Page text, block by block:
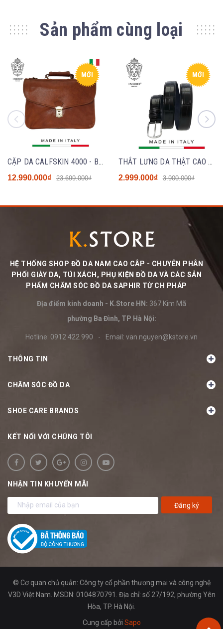
Sản phẩm cùng loại
MỚI
CẶP DA CALFSKIN 4000 - BROWN - MEDICI OF FLORENCE - SẢN XUẤT THỦ CÔNG TẠI ITALIA
12.990.000₫ 23.699.000₫
MỚI
THẮT LƯNG DA THẬT CAO CẤP 1010-35 MÀU ĐEN - MEDICI OF FLORENCE - SẢN XUẤT THỦ CÔNG TẠI ITALIA
2.999.000₫ 3.900.000₫
HỆ THỐNG SHOP ĐỒ DA NAM CAO CÂP - CHUYÊN PHÂN
PHỐI GIÀY DA, TÚI XÁCH, PHỤ KIỆN ĐỒ DA VÀ CÁC SẢN
PHẨM CHĂM SÓC ĐỒ DA SAPHIR TỪ CH PHÁP
Địa điểm kinh doanh - K.Store HN: 367 Kim Mã
phường Ba Đình, TP Hà Nội:
Hotline: 0912 422 990 - Email: van.nguyen@kstore.vn
THÔNG TIN
CHĂM SÓC ĐỒ DA
SHOE CARE BRANDS
KẾT NỐI VỚI CHÚNG TÔI
NHẬN TIN KHUYẾN MÃI
Đăng ký
© Cơ quan chủ quản: Công ty cổ phần thương mại và công nghệ
V3D Việt Nam. MSDN: 0104870791. Địa chỉ: số 27/192, phường Yên
Hòa, TP. Hà Nội.
Cung cấp bởi Sapo